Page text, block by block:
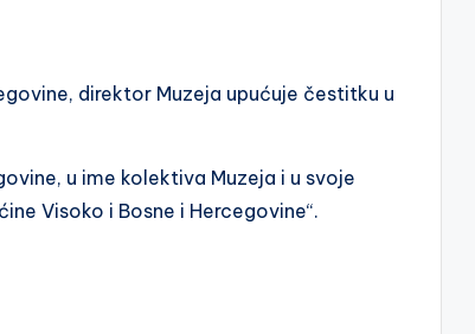
direktor Muzeja upućuje čestitku u
u ime kolektiva Muzeja i u svoje
Visoko i Bosne i Hercegovine“.